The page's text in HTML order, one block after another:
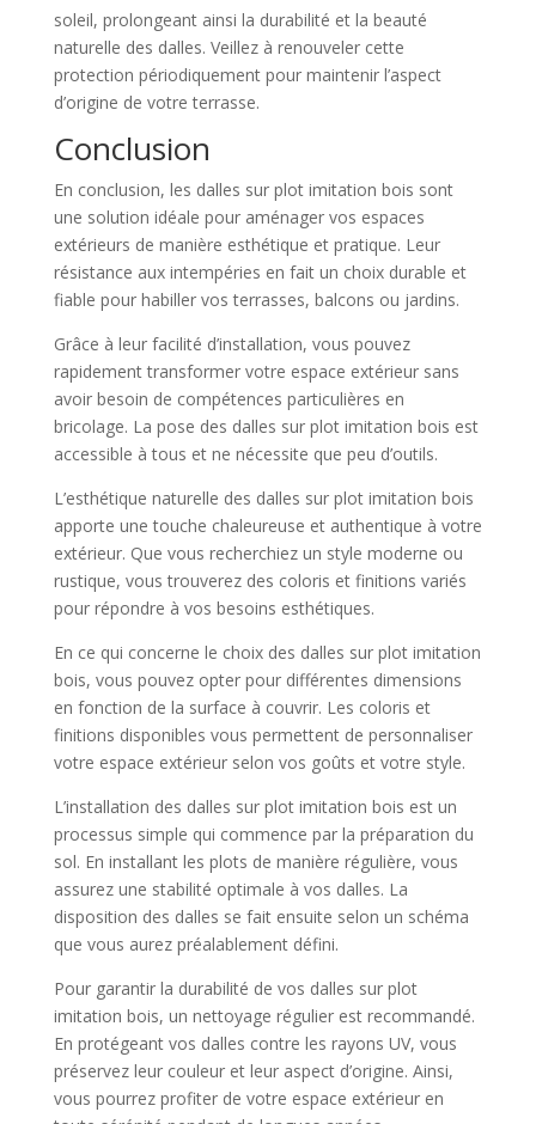
soleil, prolongeant ainsi la durabilité et la beauté
naturelle des dalles. Veillez à renouveler cette
protection périodiquement pour maintenir l’aspect
d’origine de votre terrasse.
Conclusion
En conclusion, les dalles sur plot imitation bois sont
une solution idéale pour aménager vos espaces
extérieurs de manière esthétique et pratique. Leur
résistance aux intempéries en fait un choix durable et
fiable pour habiller vos terrasses, balcons ou jardins.
Grâce à leur facilité d’installation, vous pouvez
rapidement transformer votre espace extérieur sans
avoir besoin de compétences particulières en
bricolage. La pose des dalles sur plot imitation bois est
accessible à tous et ne nécessite que peu d’outils.
L’esthétique naturelle des dalles sur plot imitation bois
apporte une touche chaleureuse et authentique à votre
extérieur. Que vous recherchiez un style moderne ou
rustique, vous trouverez des coloris et finitions variés
pour répondre à vos besoins esthétiques.
En ce qui concerne le choix des dalles sur plot imitation
bois, vous pouvez opter pour différentes dimensions
en fonction de la surface à couvrir. Les coloris et
finitions disponibles vous permettent de personnaliser
votre espace extérieur selon vos goûts et votre style.
L’installation des dalles sur plot imitation bois est un
processus simple qui commence par la préparation du
sol. En installant les plots de manière régulière, vous
assurez une stabilité optimale à vos dalles. La
disposition des dalles se fait ensuite selon un schéma
que vous aurez préalablement défini.
Pour garantir la durabilité de vos dalles sur plot
imitation bois, un nettoyage régulier est recommandé.
En protégeant vos dalles contre les rayons UV, vous
préservez leur couleur et leur aspect d’origine. Ainsi,
vous pourrez profiter de votre espace extérieur en